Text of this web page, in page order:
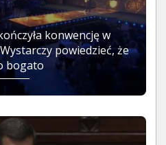
konwencję w
powiedzieć, że
bogato